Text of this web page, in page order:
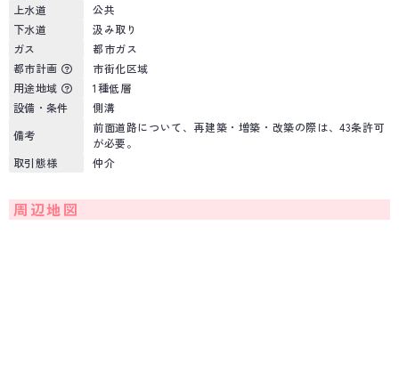
上水道
公共
下水道
汲み取り
ガス
都市ガス
都市計画
市街化区域
用途地域
1種低層
設備・条件
側溝
備考
前面道路について、再建築・増築・改築の際は、43条許可
が必要。
取引態様
仲介
周辺地図